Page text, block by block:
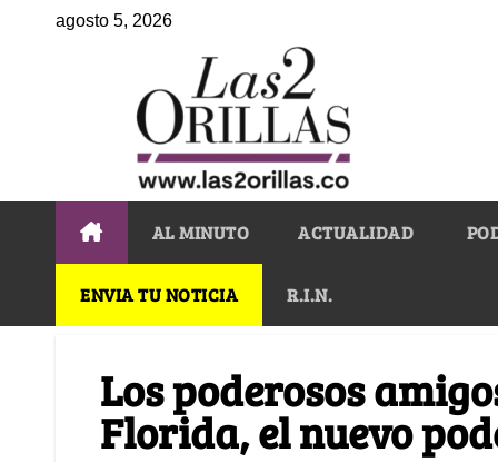
agosto 5, 2026
AL MINUTO ACTUALIDAD
ENVIA TU NOTICIA R.I.N.
Los poderosos
Florida, el nuevo